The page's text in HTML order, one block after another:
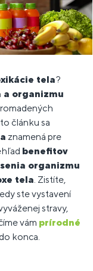
tela?
a organizmu
článku sa
znamená pre
benefitov
organizmu
tela . Zistíte,
ste vystavení
stravy,
vám prírodné
konca.